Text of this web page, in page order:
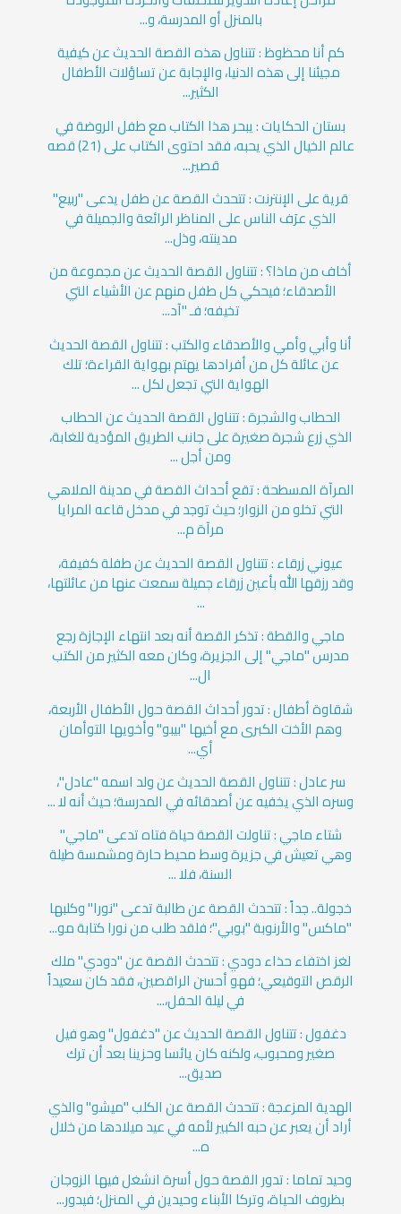
بالمنزل أو المدرسة، و...
كم أنا محظوظ : تتناول هذه القصة الحديث عن كيفية
مجيئنا إلى هذه الدنيا، والإجابة عن تساؤلات الأطفال
الكثير...
بستان الحكايات : يبحر هذا الكتاب مع طفل الروضة في
عالم الخيال الذي يحبه، فقد احتوى الكتاب على (21) قصه
قصير...
قرية على الإنترنت : تتحدث القصة عن طفل يدعى "ربيع"
الذي عرَف الناس على المناظر الرائعة والجميلة في
مدينته، وذل...
أخاف من ماذا؟ : تتناول القصة الحديث عن مجموعة من
الأصدقاء؛ فيحكي كل طفل منهم عن الأشياء التي
تخيفه؛ فـ "آد...
أنا وأبي وأمي والأصدقاء والكتب : تتناول القصة الحديث
عن عائلة كل من أفرادها يهتم بهواية القراءة؛ تلك
الهواية التي تجعل لكل ...
الحطاب والشجرة : تتناول القصة الحديث عن الحطاب
الذي زرع شجرة صغيرة على جانب الطريق المؤدية للغابة،
ومن أجل ...
المرآة المسطحة : تقع أحداث القصة في مدينة الملاهي
التي تخلو من الزوار؛ حيث توجد في مدخل قاعه المرايا
مرآة م...
عيوني زرقاء : تتناول القصة الحديث عن طفلة كفيفة،
وقد رزقها الله بأعين زرقاء جميلة سمعت عنها من عائلتها،
...
ماجي والقطة : تذكر القصة أنه بعد انتهاء الإجازة رجع
مدرس "ماجي" إلى الجزيرة، وكان معه الكثير من الكتب
ال...
شقاوة أطفال : تدور أحداث القصة حول الأطفال الأربعة،
وهم الأخت الكبرى مع أخيها "بيبو" وأخويها التوأمان
أي...
سر عادل : تتناول القصة الحديث عن ولد اسمه "عادل"،
وسره الذي يخفيه عن أصدقائه في المدرسة؛ حيث أنه لا ...
شتاء ماجي : تناولت القصة حياة فتاه تدعى "ماجي"
وهي تعيش في جزيرة وسط محيط حارة ومشمسة طيلة
السنة، فلا ...
خجولة.. جداً : تتحدث القصة عن طالبة تدعى "نورا" وكلبها
"ماكس" والأرنوبة "بوبي"؛ فلقد طلب من نورا كتابة مو...
لغز اختفاء حذاء دودي : تتحدث القصة عن "دودي" ملك
الرقص التوقيعي؛ فهو أحسن الراقصين، فقد كان سعيداً
في ليلة الحفل،...
دغفول : تتناول القصة الحديث عن "دغفول" وهو فيل
صغير ومحبوب، ولكنه كان يائسا وحزينا بعد أن ترك
صديق...
الهدية المزعجة : تتحدث القصة عن الكلب "ميشو" والذي
أراد أن يعبر عن حبه الكبير لأمه في عيد ميلادها من خلال
ه...
وحيد تماما : تدور القصة حول أسرة انشغل فيها الزوجان
بظروف الحياة، وتركا الأبناء وحيدين في المنزل؛ فيدور...